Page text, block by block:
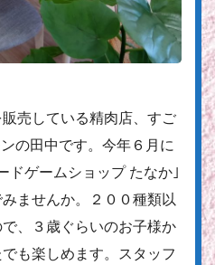
売している精肉店、すご
の田中です。今年６月に
ドゲームショップ たなか｣
ませんか。２００種類以
、３歳ぐらいのお子様か
も楽しめます。スタッフ